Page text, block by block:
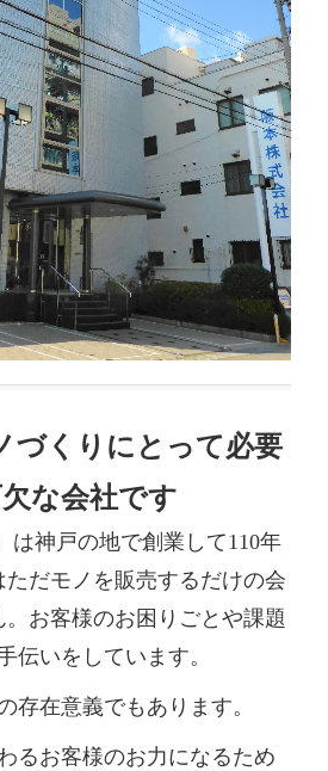
づくりにとって必要
な会社です
は神戸の地で創業して110年
だモノを販売するだけの会
お客様のお困りごとや課題
伝いをしています。
存在意義でもあります。
るお客様のお力になるため